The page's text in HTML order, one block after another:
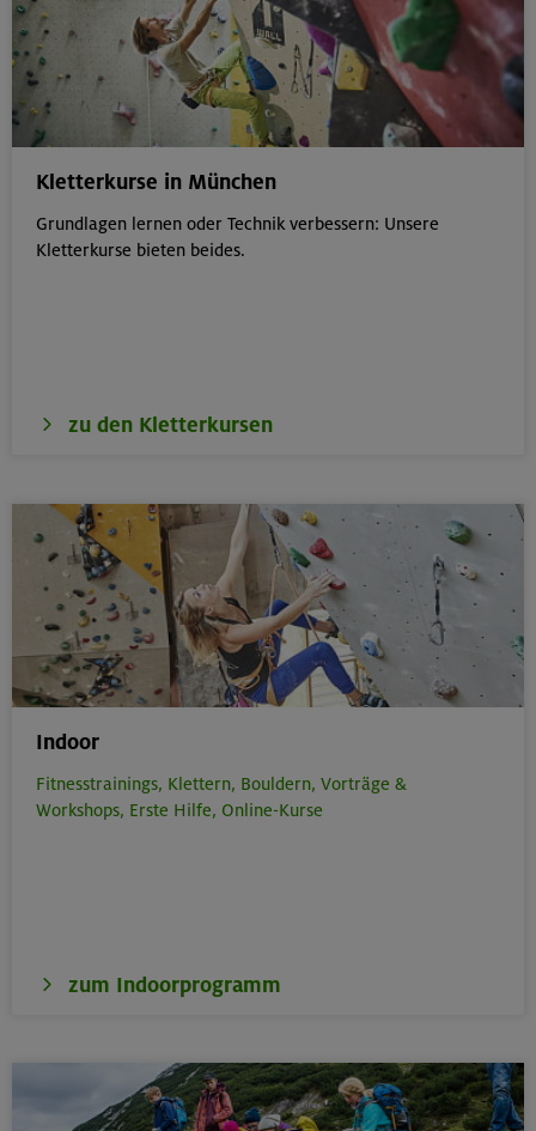
Kletterkurse in München
Grundlagen lernen oder Technik verbessern: Unsere
Kletterkurse bieten beides.
zu den Kletterkursen
Indoor
Fitnesstrainings, Klettern, Bouldern, Vorträge &
Workshops, Erste Hilfe, Online-Kurse
zum Indoorprogramm